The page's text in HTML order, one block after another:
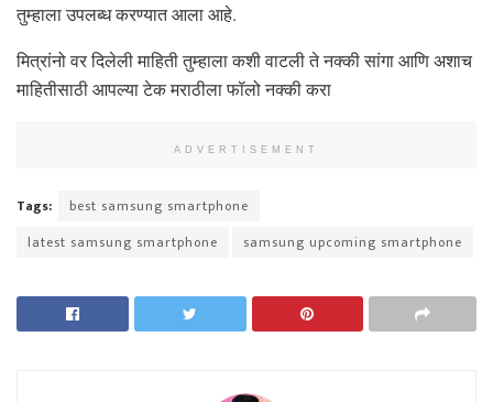
तुम्हाला उपलब्ध करण्यात आला आहे.
मित्रांनो वर दिलेली माहिती तुम्हाला कशी वाटली ते नक्की सांगा आणि अशाच
माहितीसाठी आपल्या टेक मराठीला फॉलो नक्की करा
ADVERTISEMENT
Tags:
best samsung smartphone
latest samsung smartphone
samsung upcoming smartphone